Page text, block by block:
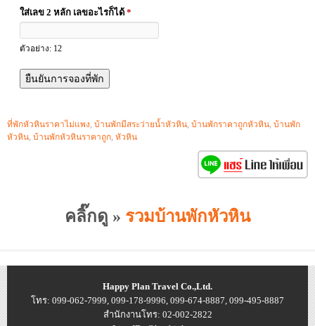
ใส่เลข 2 หลัก เลขอะไรก็ได้ *
ตัวอย่าง: 12
ที่พักหัวหินราคาไม่แพง, บ้านพักมีสระว่ายน้ำหัวหิน, บ้านพักราคาถูกหัวหิน, บ้านพัก
หัวหิน, บ้านพักหัวหินราคาถูก, หัวหิน
คลิ๊กดู » รวมบ้านพักหัวหิน
Happy Plan Travel Co.,Ltd.
โทร: 099-062-7999, 099-178-9996, 099-674-8887, 099-495-8887
สำนักงานโทร: 02-002-2822